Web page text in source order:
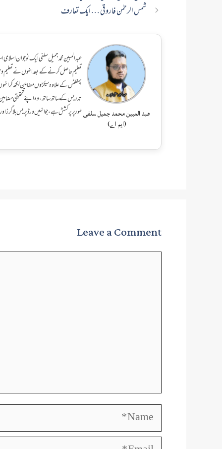
شمس الرحمٰن فاروقی … ایک تعارف
عبد المبین محمد جمیل سلفی
(ایم اے)
عبد المبین محمد جمیل سلفی ایک نوجوان
تعلیم حاصل کرنے کے بعد انہوں نے
پمفلٹس کے علاوہ سیکڑوں مضامین لکھ کر
تدریس کے ساتھ ساتھ، وہ اپنے تحقیقی
طور پر پرکشش ہے، جو انہیں ورڈپریس بلاگرز
Leave a Comment
Name
Email